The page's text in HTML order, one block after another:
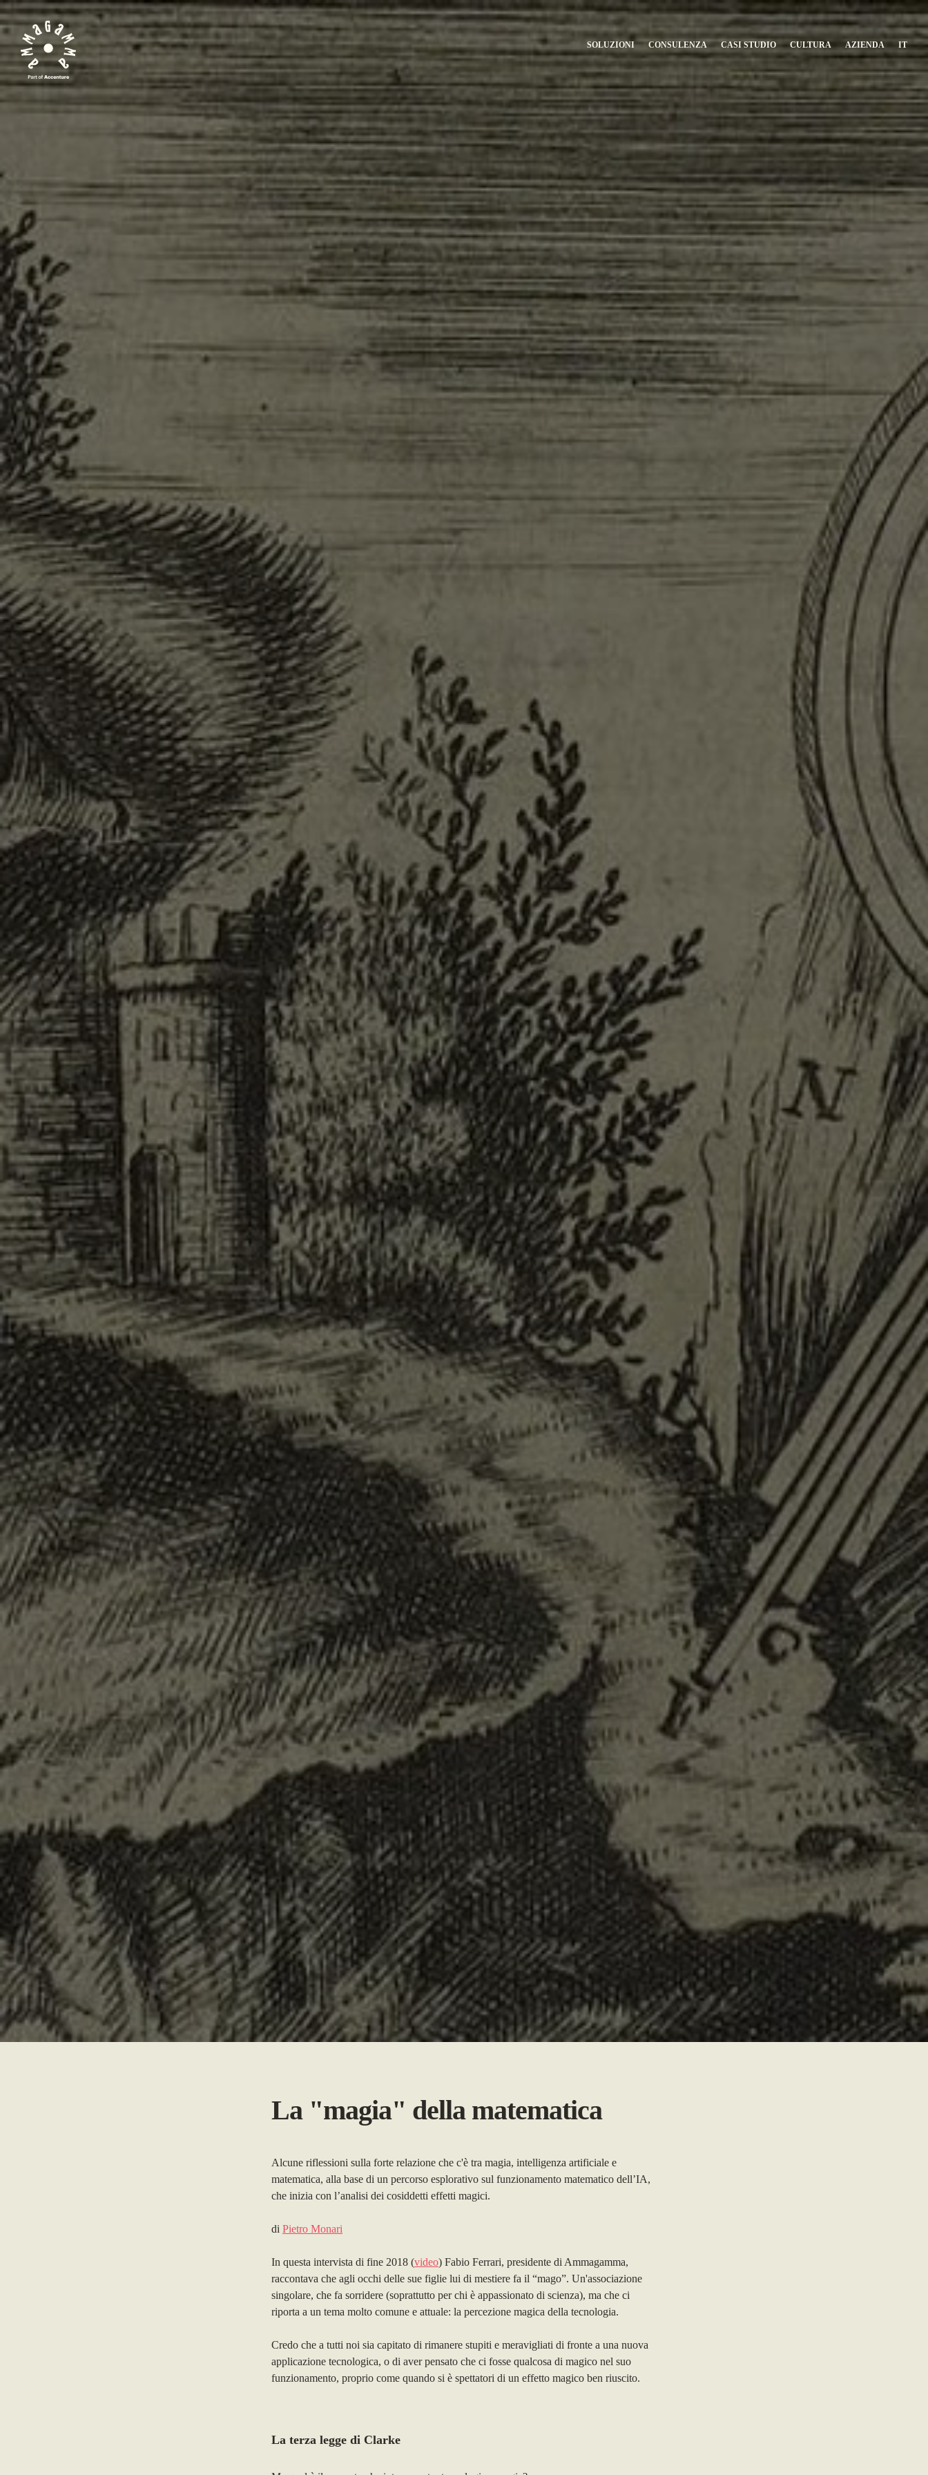
SOLUZIONI CONSULENZA CASI STUDIO CULTURA AZIENDA IT
La "magia" della matematica
Alcune riflessioni sulla forte relazione che c'è tra magia, intelligenza artificiale e
matematica, alla base di un percorso esplorativo sul funzionamento matematico dell’IA,
che inizia con l’analisi dei cosiddetti effetti magici.
di Pietro Monari
In questa intervista di fine 2018 (video) Fabio Ferrari, presidente di Ammagamma,
raccontava che agli occhi delle sue figlie lui di mestiere fa il “mago”. Un'associazione
singolare, che fa sorridere (soprattutto per chi è appassionato di scienza), ma che ci
riporta a un tema molto comune e attuale: la percezione magica della tecnologia.
Credo che a tutti noi sia capitato di rimanere stupiti e meravigliati di fronte a una nuova
applicazione tecnologica, o di aver pensato che ci fosse qualcosa di magico nel suo
funzionamento, proprio come quando si è spettatori di un effetto magico ben riuscito.
La terza legge di Clarke